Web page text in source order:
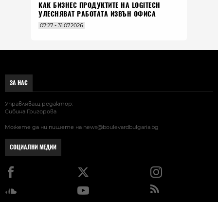
КАК БИЗНЕС ПРОДУКТИТЕ НА LOGITECH
УЛЕСНЯВАТ РАБОТАТА ИЗВЪН ОФИСА
07:27 - 31.07.2026
ЗА НАС
Управляващ редактор:
Сибина Григорова
Можете да ни пишете на news@boulevardbulgaria.bg
СОЦИАЛНИ МЕДИИ